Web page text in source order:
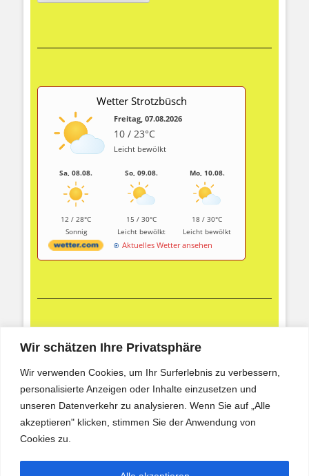
Wir schätzen Ihre Privatsphäre
Wir verwenden Cookies, um Ihr Surferlebnis zu verbessern,
personalisierte Anzeigen oder Inhalte einzusetzen und
unseren Datenverkehr zu analysieren. Wenn Sie auf „Alle
akzeptieren" klicken, stimmen Sie der Anwendung von
Cookies zu.
Wetter Strotzbüsch
Freitag, 07.08.2026
10 / 23°C
Leicht bewölkt
Sa, 08.08.
12 / 28°C
Sonnig
So, 09.08.
15 / 30°C
Leicht bewölkt
Mo, 10.08.
18 / 30°C
Leicht bewölkt
Aktuelles Wetter ansehen
Aktuelle Fotogalerie